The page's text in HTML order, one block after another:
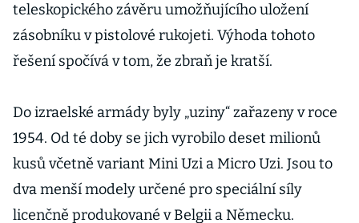
teleskopického závěru umožňujícího uložení
zásobníku v pistolové rukojeti. Výhoda tohoto
řešení spočívá v tom, že zbraň je kratší.
Do izraelské armády byly „uziny“ zařazeny v roce
1954. Od té doby se jich vyrobilo deset milionů
kusů včetně variant Mini Uzi a Micro Uzi. Jsou to
dva menší modely určené pro speciální síly
licenčně produkované v Belgii a Německu.